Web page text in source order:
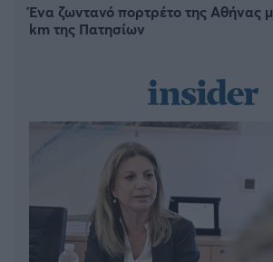
Ένα ζωντανό πορτρέτο της Αθήνας
km της Πατησίων